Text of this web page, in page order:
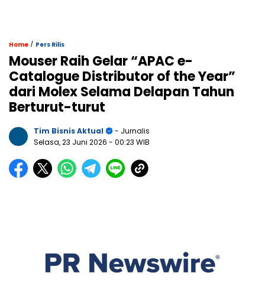
Home / Pers Rilis
Mouser Raih Gelar “APAC e-
Catalogue Distributor of the Year”
dari Molex Selama Delapan Tahun
Berturut-turut
Tim Bisnis Aktual
- Jurnalis
Selasa, 23 Juni 2026 - 00:23 WIB